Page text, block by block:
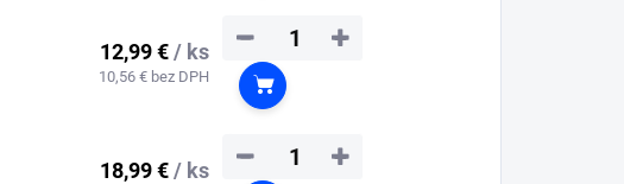
12,99 €/ ks
10,56 € bez DPH
+
−
Do košíka
18,99 €/ ks +
−